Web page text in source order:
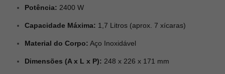
Potência: 2400 W
Capacidade Máxima: 1,7 Litros (aprox. 7 xícaras)
Material do Corpo: Aço Inoxidável
Dimensões (A x L x P): 248 x 226 x 171 mm